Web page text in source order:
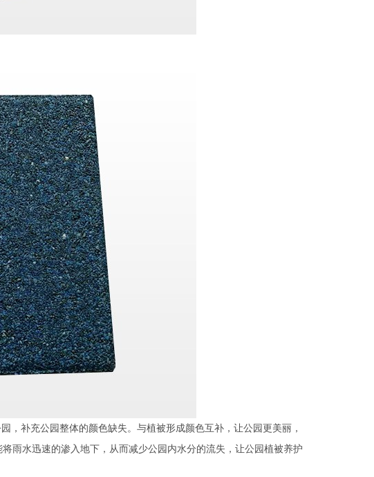
补充公园整体的颜色缺失。与植被形成颜色互补，让公园更美丽，
雨水迅速的渗入地下，从而减少公园内水分的流失，让公园植被养护